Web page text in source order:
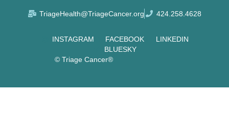
TriageHealth@TriageCancer.org 424.258.4628
INSTAGRAM FACEBOOK
LINKEDIN
BLUESKY
© Triage Cancer®